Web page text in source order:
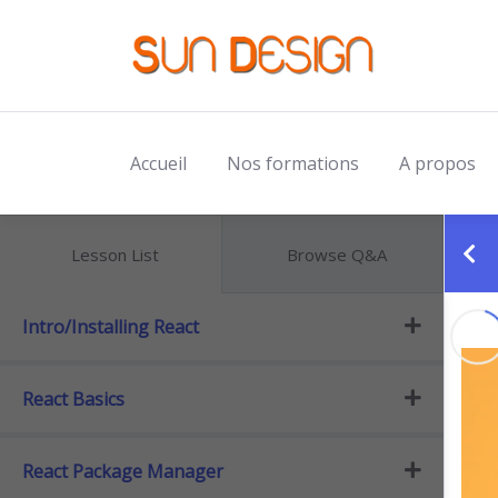
Accueil Nos formations A propos
Lesson List Browse Q&A
Intro/Installing React
React Basics
React Package Manager